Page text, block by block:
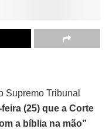
Supremo Tribunal
(25) que a Corte
a bíblia na mão”